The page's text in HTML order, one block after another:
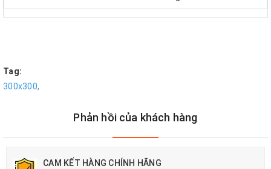
Tag:
300x300,
Phản hồi của khách hàng
CAM KẾT HÀNG CHÍNH HÃNG